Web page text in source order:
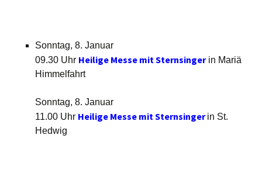
Sonntag, 8. Januar
09.30 Uhr Heilige Messe mit Sternsingerin Mariä
Himmelfahrt
Sonntag, 8. Januar
11.00 Uhr Heilige Messe mit Sternsinger in St.
Hedwig